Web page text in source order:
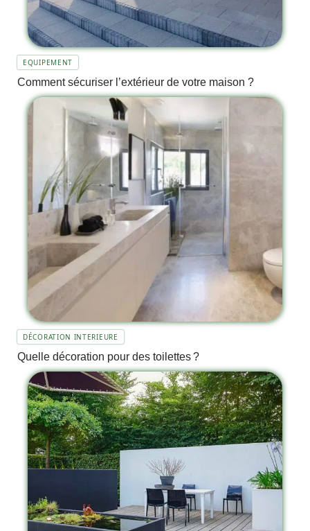
EQUIPEMENT
Comment sécuriser l’extérieur de votre maison ?
DÉCORATION INTERIEURE
Quelle décoration pour des toilettes ?